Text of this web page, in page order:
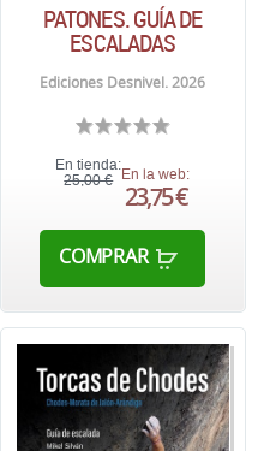
PATONES. GUÍA DE
ESCALADAS
Ediciones Desnivel. 2026
En tienda:
25,00 € En la web:
23,75 €
COMPRAR